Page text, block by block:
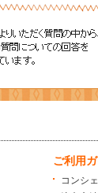
ご利用
コンシ